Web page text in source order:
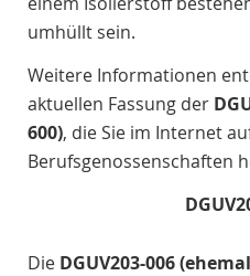
umhüllt sein.
Weitere Informationen
aktuellen Fassung der
600), die Sie im Internet
Berufsgenossenschaften
Die DGUV203-006